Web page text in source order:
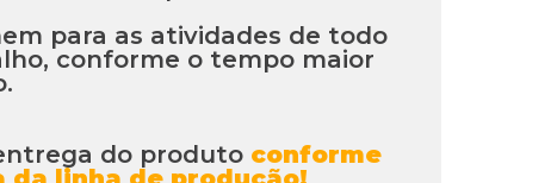
para as atividades de todo
conforme o tempo maior
do produto conforme